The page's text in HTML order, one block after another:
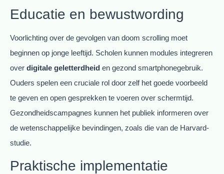
Educatie en bewustwording
Voorlichting over de gevolgen van doom scrolling moet
beginnen op jonge leeftijd. Scholen kunnen modules integreren
over digitale geletterdheid en gezond smartphonegebruik.
Ouders spelen een cruciale rol door zelf het goede voorbeeld
te geven en open gesprekken te voeren over schermtijd.
Gezondheidscampagnes kunnen het publiek informeren over
de wetenschappelijke bevindingen, zoals die van de Harvard-
studie.
Praktische implementatie